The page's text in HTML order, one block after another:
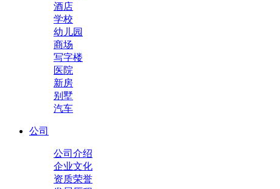
酒店
学校
幼儿园
商场
写字楼
医院
新房
别墅
汽车
公司
公司介绍
企业文化
资质荣誉